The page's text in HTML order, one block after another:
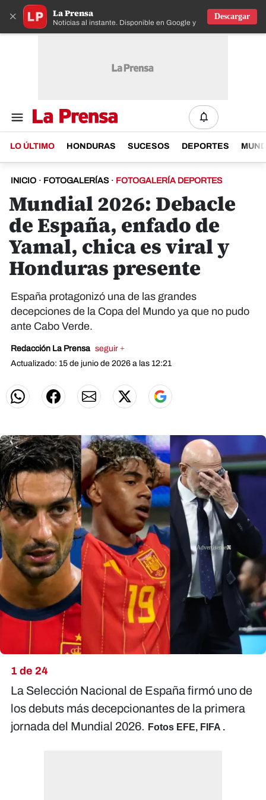
× La Prensa
Noticias al instante. Disponible en Google y IOS
Descargar
LO ÚLTIMO HONDURAS SUCESOS DEPORTES
INICIO · FOTOGALERÍAS · FOTOGALERÍA DEPORTES
Mundial 2026: Debacle
de España, enfado de
Yamal, chica es viral y
Honduras presente
España protagonizó una de las grandes
decepciones de la Copa del Mundo ya que no pudo
ante Cabo Verde.
Redacción La Prensa seguir +
Actualizado: 15 de junio de 2026 a las 12:21
1 de 24
La Selección Nacional de España firmó uno de
los debuts más decepcionantes de la primera
jornada del Mundial 2026. Fotos EFE, FIFA .
X